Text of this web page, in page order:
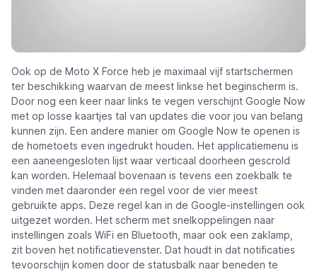
Ook op de Moto X Force heb je maximaal vijf startschermen
ter beschikking waarvan de meest linkse het beginscherm is.
Door nog een keer naar links te vegen verschijnt Google Now
met op losse kaartjes tal van updates die voor jou van belang
kunnen zijn. Een andere manier om Google Now te openen is
de hometoets even ingedrukt houden. Het applicatiemenu is
een aaneengesloten lijst waar verticaal doorheen gescrold
kan worden. Helemaal bovenaan is tevens een zoekbalk te
vinden met daaronder een regel voor de vier meest
gebruikte apps. Deze regel kan in de Google-instellingen ook
uitgezet worden. Het scherm met snelkoppelingen naar
instellingen zoals WiFi en Bluetooth, maar ook een zaklamp,
zit boven het notificatievenster. Dat houdt in dat notificaties
tevoorschijn komen door de statusbalk naar beneden te